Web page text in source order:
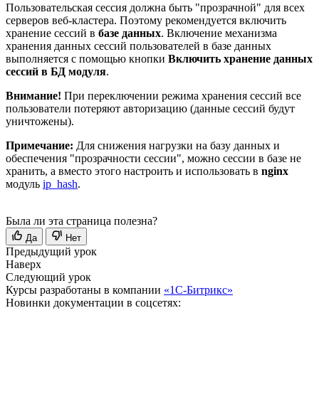
Пользовательская сессия должна быть "прозрачной" для всех
серверов веб-кластера. Поэтому рекомендуется включить
хранение сессий в базе данных. Включение механизма
хранения данных сессий пользователей в базе данных
выполняется с помощью кнопки Включить хранение данных
сессий в БД модуля.
Внимание! При переключении режима хранения сессий все
пользователи потеряют авторизацию (данные сессий будут
уничтожены).
Примечание: Для снижения нагрузки на базу данных и
обеспечения "прозрачности сессии", можно сессии в базе не
хранить, а вместо этого настроить и использовать в nginx
модуль ip_hash.
Была ли эта страница полезна?
Да Нет
Предыдущий урок
Наверх
Следующий урок
Курсы разработаны в компании «1С-Битрикс»
Новинки документации в соцсетях: